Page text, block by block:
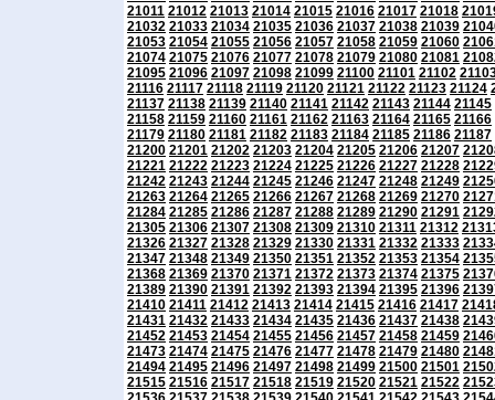
21011 21012 21013 21014 21015 21016 21017 21018
21032 21033 21034 21035 21036 21037 21038 21039
21053 21054 21055 21056 21057 21058 21059 21060
21074 21075 21076 21077 21078 21079 21080 21081
21095 21096 21097 21098 21099 21100 21101 21102
21116 21117 21118 21119 21120 21121 21122 21123 21124
21137 21138 21139 21140 21141 21142 21143 21144 21145
21158 21159 21160 21161 21162 21163 21164 21165 21166
21179 21180 21181 21182 21183 21184 21185 21186 21187
21200 21201 21202 21203 21204 21205 21206 21207
21221 21222 21223 21224 21225 21226 21227 21228
21242 21243 21244 21245 21246 21247 21248 21249
21263 21264 21265 21266 21267 21268 21269 21270
21284 21285 21286 21287 21288 21289 21290 21291
21305 21306 21307 21308 21309 21310 21311 21312
21326 21327 21328 21329 21330 21331 21332 21333
21347 21348 21349 21350 21351 21352 21353 21354
21368 21369 21370 21371 21372 21373 21374 21375
21389 21390 21391 21392 21393 21394 21395 21396
21410 21411 21412 21413 21414 21415 21416 21417
21431 21432 21433 21434 21435 21436 21437 21438
21452 21453 21454 21455 21456 21457 21458 21459
21473 21474 21475 21476 21477 21478 21479 21480
21494 21495 21496 21497 21498 21499 21500 21501
21515 21516 21517 21518 21519 21520 21521 21522